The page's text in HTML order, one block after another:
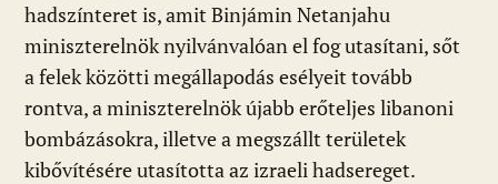
hadszínteret is, amit Binjámin Netanjahu
miniszterelnök nyilvánvalóan el fog utasítani, sőt
a felek közötti megállapodás esélyeit tovább
rontva, a miniszterelnök újabb erőteljes libanoni
bombázásokra, illetve a megszállt területek
kibővítésére utasította az izraeli hadsereget.